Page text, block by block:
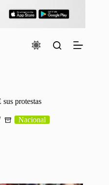
protestas
Nacional